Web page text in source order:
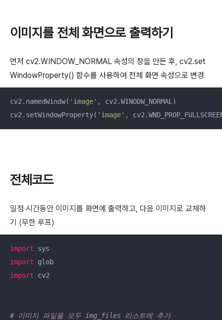
이미지를 전체 화면으로 출력하기
먼저 cv2.WINDOW_NORMAL 속성의 창을 만든 후, cv2.set
WindowProperty() 함수를 사용하여 전체 화면 속성으로 변경
cv2.namedWindw( 'image' , cv2.WINODW_NORMAL)
cv2.setWindowProperty( 'image' ,
전체코드
일정 시간동안 이미지를 화면에 출력하고, 다음 이미지로 교체하
기 (무한 루프)
import
import
import cv2
# 이미지 파일을 모두 img_files 리스트에 추가